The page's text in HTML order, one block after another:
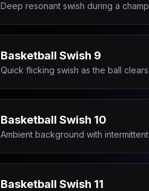
Deep resonant swish during a
Basketball Swish 9
Quick flicking swish as the ball
Basketball Swish 10
Ambient background with
Basketball Swish 11